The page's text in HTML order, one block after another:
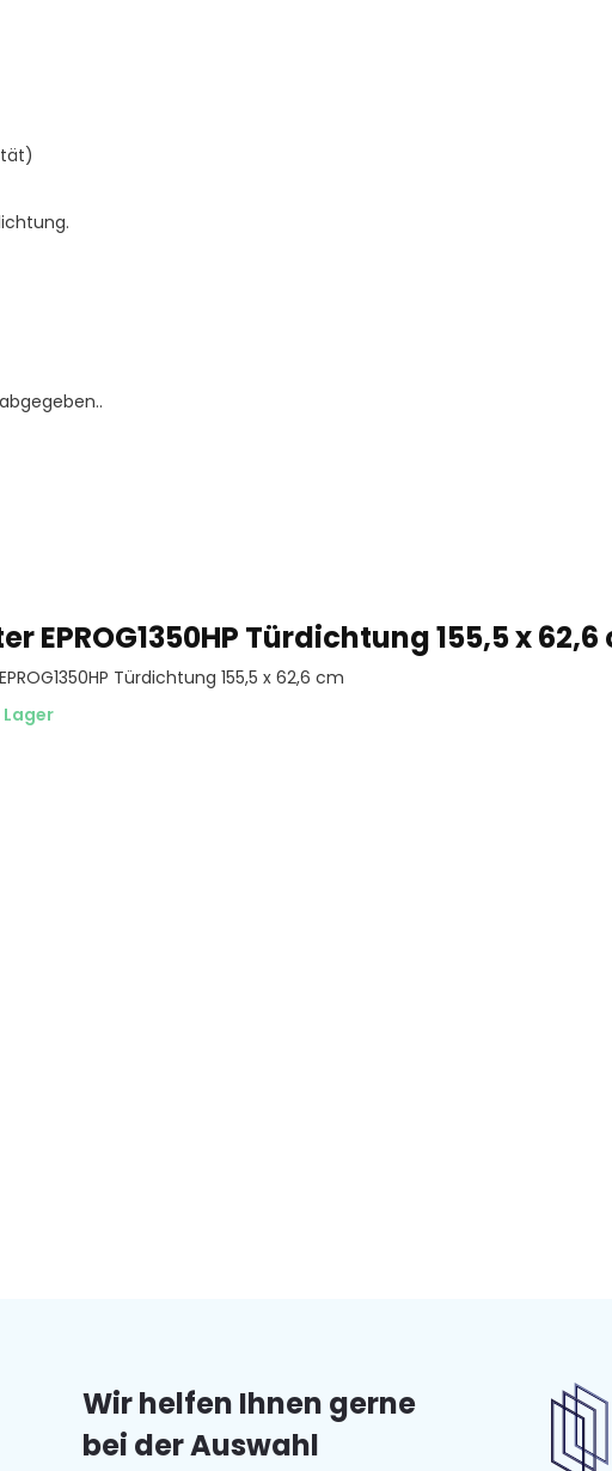
EPROG1350HP Türdichtung 155,5 x 62,6
Türdichtung 155,5 x 62,6 cm
Lager
Wir helfen Ihnen gerne
bei der Auswahl